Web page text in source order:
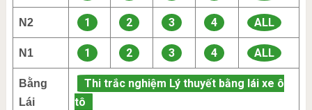
N2 1 2 3 4 ALL
N1 1 2 3 4 ALL
Bằng
Lái
Thi trắc nghiệm Lý thuyết bằng lái xe ô
tô